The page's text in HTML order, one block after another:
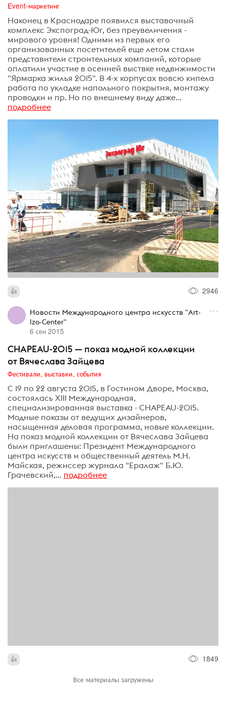
Event-маркетинг
Наконец в Краснодаре появился выставочный
комплекс Экспоград-Юг, без преувеличения -
мирового уровня! Одними из первых его
организованных посетителей еще летом стали
представители строительных компаний, которые
оплатили участие в осенней выствке недвижимости
"Ярмарка жилья 2015". В 4-х корпусах вовсю кипела
работа по укладке напольного покрытия, монтажу
проводки и пр. Но по внешнему виду даже...
подробнее
2946
Новости Международного центра искусств "Art-
Izo-Center"
6 сен 2015
CHAPEAU-2015 — показ модной коллекции
от Вячеслава Зайцева
Фестивали, выставки, события
C 19 по 22 августа 2015, в Гостином Дворе, Москва,
состоялась XIII Международная,
специализированная выставка - CHAPEAU-2015.
Модные показы от ведущих дизайнеров,
насыщенная деловая программа, новые коллекции.
На показ модной коллекции от Вячеслава Зайцева
были приглашены: Президент Международного
центра искусств и общественный деятель М.Н.
Майская, режиссер журнала "Ералаж" Б.Ю.
Грачевский,... подробнее
1849
Все материалы загружены